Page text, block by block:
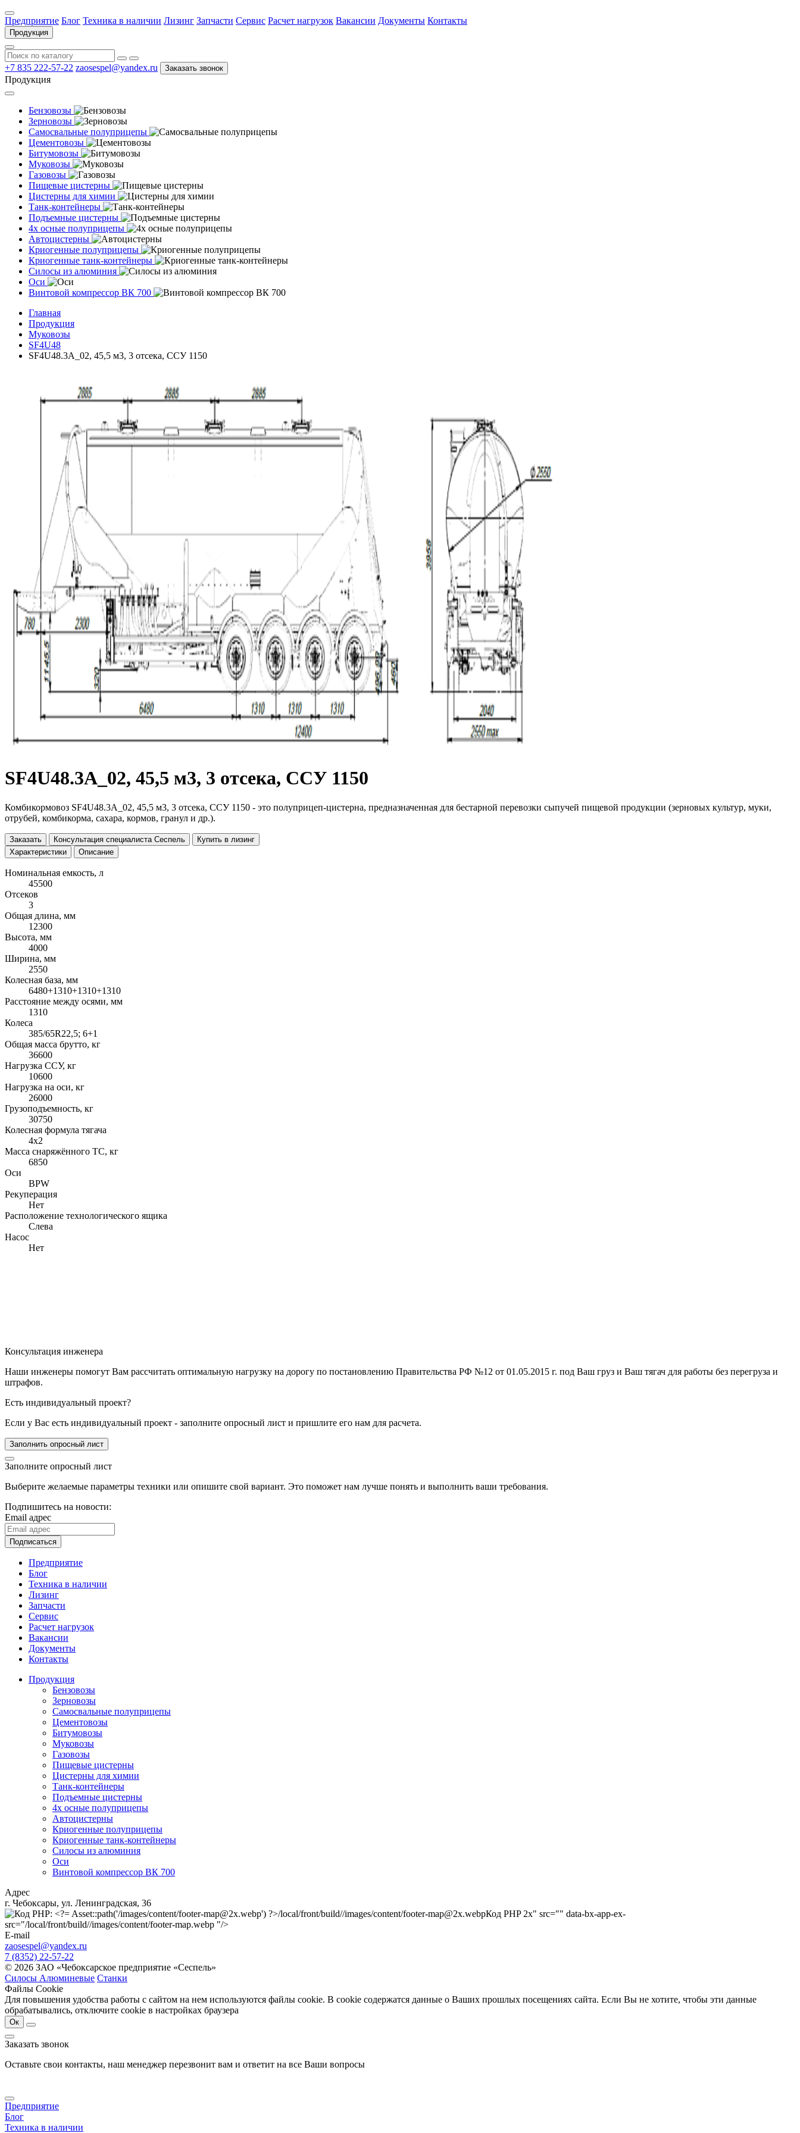
Предприятие Блог Техника в наличии Лизинг Запчасти Сервис Расчет нагрузок Вакансии Документы Контакты
Продукция
+7 835 222-57-22 zaosespel@yandex.ru Заказать звонок
Продукция
Бензовозы
Зерновозы
Самосвальные полуприцепы
Цементовозы
Битумовозы
Муковозы
Газовозы
Пищевые цистерны
Цистерны для химии
Танк-контейнеры
Подъемные цистерны
4х осные полуприцепы
Автоцистерны
Криогенные полуприцепы
Криогенные танк-контейнеры
Силосы из алюминия
Оси
Винтовой компрессор ВК 700
Главная
Продукция
Муковозы
SF4U48
SF4U48.3A_02, 45,5 м3, 3 отсека, ССУ 1150
SF4U48.3A_02, 45,5 м3, 3 отсека, ССУ 1150
Комбикормовоз SF4U48.3A_02, 45,5 м3, 3 отсека, ССУ 1150 - это полуприцеп-цистерна, предназначенная для бестарной перевозки сыпучей пищевой продукции (зерновых культур, муки,
отрубей, комбикорма, сахара, кормов, гранул и др.).
Заказать Консультация специалиста Сеспель
Купить в лизинг
Характеристики
Описание
Номинальная емкость, л
45500
Отсеков
3
Общая длина, мм
12300
Высота, мм
4000
Ширина, мм
2550
Колесная база, мм
6480+1310+1310+1310
Расстояние между осями, мм
1310
Колеса
385/65R22,5; 6+1
Общая масса брутто, кг
36600
Нагрузка ССУ, кг
10600
Нагрузка на оси, кг
26000
Грузоподъемность, кг
30750
Колесная формула тягача
4x2
Масса снаряжённого ТС, кг
6850
Оси
BPW
Рекуперация
Нет
Расположение технологического ящика
Слева
Насос
Нет
Консультация инженера
Наши инженеры помогут Вам рассчитать оптимальную нагрузку на дорогу по постановлению Правительства РФ №12 от 01.05.2015 г. под Ваш груз и Ваш тягач для работы без перегруза и
штрафов.
Есть индивидуальный проект?
Если у Вас есть индивидуальный проект - заполните опросный лист и пришлите его нам для расчета.
Заполнить опросный лист
Заполните опросный лист
Выберите желаемые параметры техники или опишите свой вариант. Это поможет нам лучше понять и выполнить ваши требования.
Подпишитесь на новости:
Email адрес
Подписаться
Предприятие
Блог
Техника в наличии
Лизинг
Запчасти
Сервис
Расчет нагрузок
Вакансии
Документы
Контакты
Продукция
Бензовозы
Зерновозы
Самосвальные полуприцепы
Цементовозы
Битумовозы
Муковозы
Газовозы
Пищевые цистерны
Цистерны для химии
Танк-контейнеры
Подъемные цистерны
4х осные полуприцепы
Автоцистерны
Криогенные полуприцепы
Криогенные танк-контейнеры
Силосы из алюминия
Оси
Винтовой компрессор ВК 700
Адрес
г. Чебоксары, ул. Ленинградская, 36
/local/front/build//images/content/footer-map@2x.webpКод PHP2x" src="" data-bx-app-ex-
src="/local/front/build//images/content/footer-map.webp "/>
E-mail
zaosespel@yandex.ru
7 (8352) 22-57-22
© 2026 ЗАО «Чебоксарское предприятие «Сеспель»
Силосы Алюминевые Станки
Файлы Cookie
Для повышения удобства работы с сайтом на нем используются файлы cookie. В cookie содержатся данные о Ваших прошлых посещениях сайта. Если Вы не хотите, чтобы эти данные
обрабатывались, отключите cookie в настройках браузера
Ок
Заказать звонок
Оставьте свои контакты, наш менеджер перезвонит вам и ответит на все Ваши вопросы
Предприятие
Блог
Техника в наличии